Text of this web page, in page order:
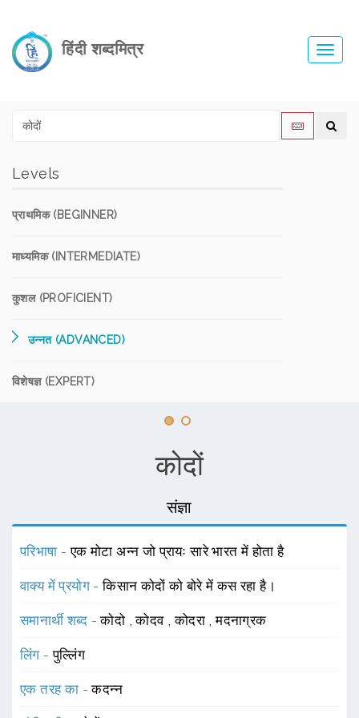
हिंदी शब्दमित्र
Levels
प्राथमिक (BEGINNER)
माध्यमिक (INTERMEDIATE)
कुशल (PROFICIENT)
उन्नत (ADVANCED)
विशेषज्ञ (EXPERT)
कोदों
संज्ञा
परिभाषा -एक मोटा अन्न जो प्रायः सारे भारत में होता है
वाक्य में प्रयोग -किसान कोदों को बोरे में कस रहा है।
समानार्थी शब्द -कोदो ,कोदव ,कोदरा ,मदनाग्रक
लिंग -पुल्लिंग
एक तरह का -कदन्न